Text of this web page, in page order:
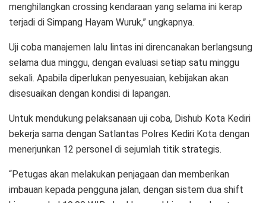
menghilangkan crossing kendaraan yang selama ini kerap
terjadi di Simpang Hayam Wuruk,” ungkapnya.
Uji coba manajemen lalu lintas ini direncanakan berlangsung
selama dua minggu, dengan evaluasi setiap satu minggu
sekali. Apabila diperlukan penyesuaian, kebijakan akan
disesuaikan dengan kondisi di lapangan.
Untuk mendukung pelaksanaan uji coba, Dishub Kota Kediri
bekerja sama dengan Satlantas Polres Kediri Kota dengan
menerjunkan 12 personel di sejumlah titik strategis.
“Petugas akan melakukan penjagaan dan memberikan
imbauan kepada pengguna jalan, dengan sistem dua shift